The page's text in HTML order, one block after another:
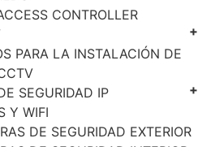
CONTROLLER
PARA LA INSTALACIÓN DE
SEGURIDAD IP
Y WIFI
DE SEGURIDAD EXTERIOR